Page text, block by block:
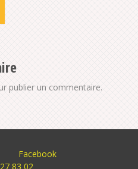
publier un commentaire.
Facebook
83 02